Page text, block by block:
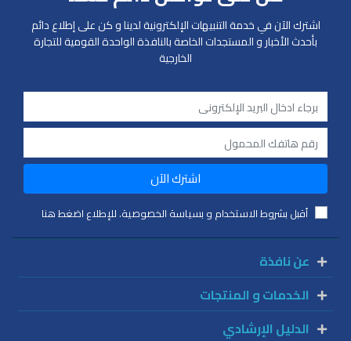
اشترك الآن في خدمة التنبيهات الإلكترونية لدينا و كن على إطلاع دائم
بأحدث الأخبار و المستجدات الخاصة بالنافذة الواحدة القومية للتجارة
الخارجية
اشترك الآن
أقبل بشروط الاستخدام و بسياسة الخصوصية. للإطلاع اضغط هنا
عن نافذة
الخدمات و المنتجات
الدليل الإرشادي